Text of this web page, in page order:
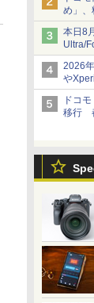
め」、
本日8
Ultra/
ば屋の
2026
や
徴は
ドコ
移行